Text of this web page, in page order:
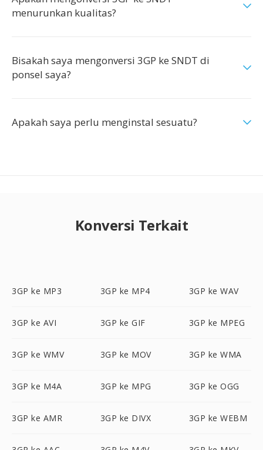
menurunkan kualitas?
Bisakah saya mengonversi 3GP ke SNDT di
ponsel saya?
Apakah saya perlu menginstal sesuatu?
Konversi Terkait
3GP ke MP3 3GP ke MP4 3GP ke WAV
3GP ke AVI 3GP ke GIF 3GP ke MPEG
3GP ke WMV 3GP ke MOV 3GP ke WMA
3GP ke M4A 3GP ke MPG 3GP ke OGG
3GP ke AMR 3GP ke DIVX 3GP ke WEBM